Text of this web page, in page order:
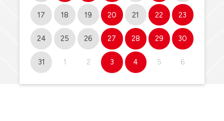
17 18 19 20 21 22 23
24 25 26 27 28 29 30
31 1 2 3 4 5 6